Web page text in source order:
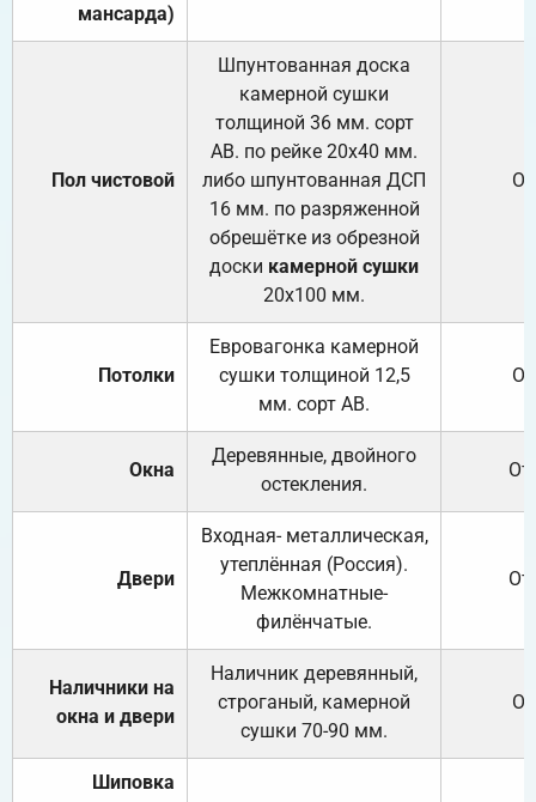
мансарда)
Пол чистовой
Шпунтованная доска
камерной сушки
толщиной 36 мм. сорт
АВ. по рейке 20х40 мм.
либо шпунтованная ДСП
16 мм. по разряженной
обрешётке из обрезной
доски камерной сушки
20х100 мм.
Потолки
Евровагонка камерной
сушки толщиной 12,5
мм. сорт АВ.
Окна
Деревянные, двойного
остекления.
Двери
Входная- металлическая,
утеплённая (Россия).
Межкомнатные-
филёнчатые.
Наличники на
окна и двери
Наличник деревянный,
строганый, камерной
сушки 70-90 мм.
Шиповка